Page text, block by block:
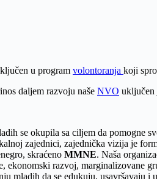
u program volontoranja koji
daljem razvoju naše NVO uključen
se okupila sa ciljem da pomogne
zajednici, zajednička vizija je
skraćeno MMNE. Naša
ekonomski razvoj, marginalizovane
mladih da se edukuju, usavršavaju